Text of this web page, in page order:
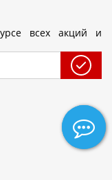
всех акций и